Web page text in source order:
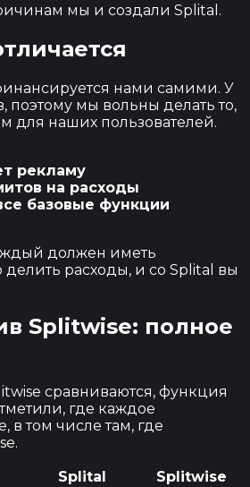
мы и создали Splital.
нами самими. У
поэтому мы вольны делать то,
для наших пользователей.
рекламу
на расходы
базовые функции
должен иметь
делить расходы, и со Splital вы
Splitwise: полное
сравниваются, функция
где каждое
том числе там, где
Splital
Splitwise